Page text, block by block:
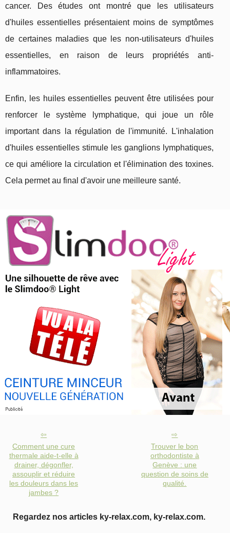
cancer. Des études ont montré que les utilisateurs
d'huiles essentielles présentaient moins de symptômes
de certaines maladies que les non-utilisateurs d'huiles
essentielles, en raison de leurs propriétés anti-
inflammatoires.
Enfin, les huiles essentielles peuvent être utilisées pour
renforcer le système lymphatique, qui joue un rôle
important dans la régulation de l'immunité. L'inhalation
d'huiles essentielles stimule les ganglions lymphatiques,
ce qui améliore la circulation et l'élimination des toxines.
Cela permet au final d'avoir une meilleure santé.
Comment une cure
thermale aide-t-elle à
drainer, dégonfler,
assouplir et réduire
les douleurs dans les
jambes ?
Trouver le bon
orthodontiste à
Genève : une
question de soins de
qualité.
Regardez nos articles ky-relax.com, ky-relax.com.